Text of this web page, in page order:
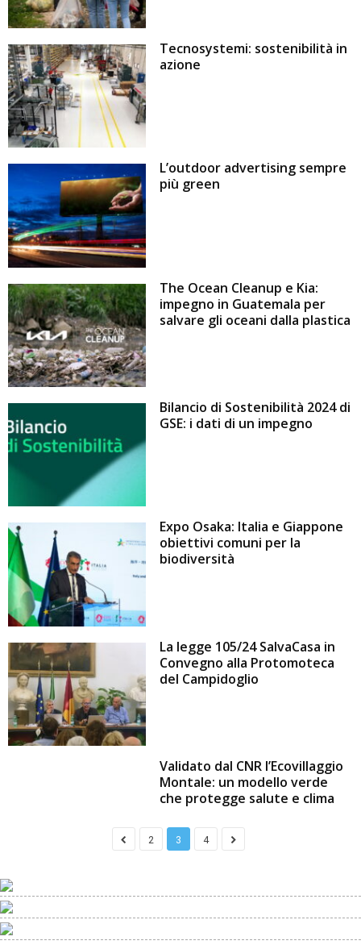
Tecnosystemi: sostenibilità in
azione
L’outdoor advertising sempre
più green
The Ocean Cleanup e Kia:
impegno in Guatemala per
salvare gli oceani dalla plastica
Bilancio di Sostenibilità 2024 di
GSE: i dati di un impegno
Expo Osaka: Italia e Giappone
obiettivi comuni per la
biodiversità
La legge 105/24 SalvaCasa in
Convegno alla Protomoteca
del Campidoglio
Validato dal CNR l’Ecovillaggio
Montale: un modello verde
che protegge salute e clima
2 3 4